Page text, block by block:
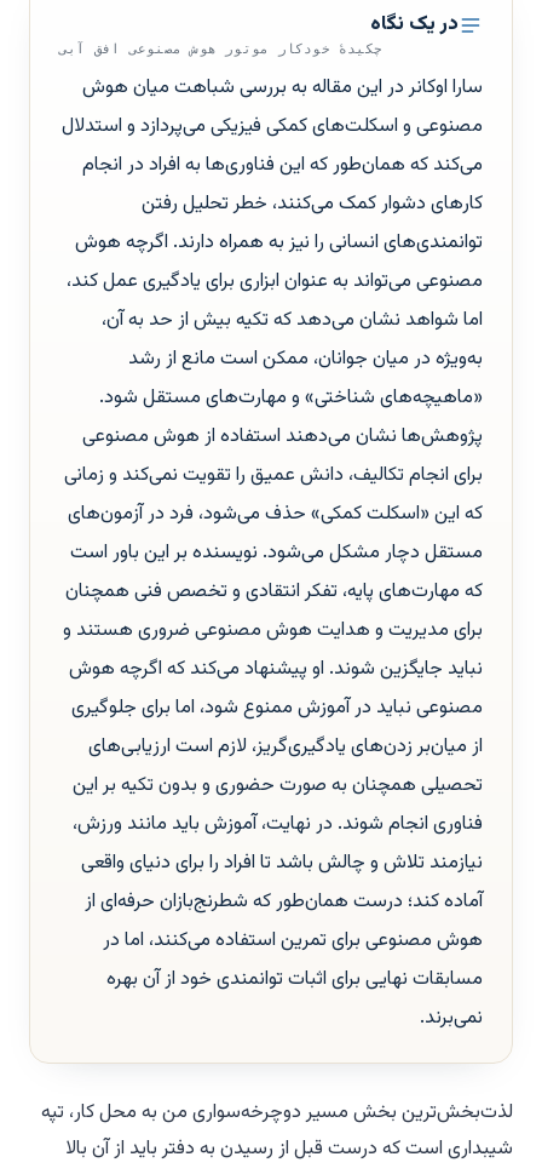
در یک نگاه
چکیدهٔ خودکار موتور هوش مصنوعی افق آبی
سارا اوکانر در این مقاله به بررسی شباهت میان هوش
مصنوعی و اسکلت‌های کمکی فیزیکی می‌پردازد و استدلال
می‌کند که همان‌طور که این فناوری‌ها به افراد در انجام
کارهای دشوار کمک می‌کنند، خطر تحلیل رفتن
توانمندی‌های انسانی را نیز به همراه دارند. اگرچه هوش
مصنوعی می‌تواند به عنوان ابزاری برای یادگیری عمل کند،
اما شواهد نشان می‌دهد که تکیه بیش از حد به آن،
به‌ویژه در میان جوانان، ممکن است مانع از رشد
«ماهیچه‌های شناختی» و مهارت‌های مستقل شود.
پژوهش‌ها نشان می‌دهند استفاده از هوش مصنوعی
برای انجام تکالیف، دانش عمیق را تقویت نمی‌کند و زمانی
که این «اسکلت کمکی» حذف می‌شود، فرد در آزمون‌های
مستقل دچار مشکل می‌شود. نویسنده بر این باور است
که مهارت‌های پایه، تفکر انتقادی و تخصص فنی همچنان
برای مدیریت و هدایت هوش مصنوعی ضروری هستند و
نباید جایگزین شوند. او پیشنهاد می‌کند که اگرچه هوش
مصنوعی نباید در آموزش ممنوع شود، اما برای جلوگیری
از میان‌بر زدن‌های یادگیری‌گریز، لازم است ارزیابی‌های
تحصیلی همچنان به صورت حضوری و بدون تکیه بر این
فناوری انجام شوند. در نهایت، آموزش باید مانند ورزش،
نیازمند تلاش و چالش باشد تا افراد را برای دنیای واقعی
آماده کند؛ درست همان‌طور که شطرنج‌بازان حرفه‌ای از
هوش مصنوعی برای تمرین استفاده می‌کنند، اما در
مسابقات نهایی برای اثبات توانمندی خود از آن بهره
نمی‌برند.
لذت‌بخش‌ترین بخش مسیر دوچرخه‌سواری من به محل کار، تپه
شیبداری است که درست قبل از رسیدن به دفتر باید از آن بالا